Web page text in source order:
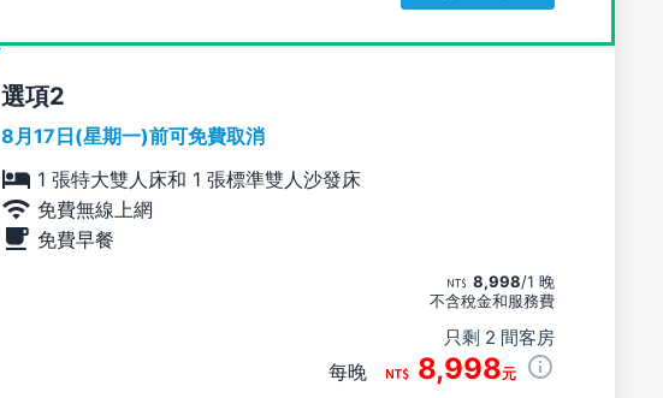
選項
8月17日(星期一)前可免費取消
1 張特大雙人床和 1 張標準雙人沙發床
免費無線上網
免費早餐
8,998/1 晚
不含稅金和服務費
只剩 2 間客房
每晚 8,998元